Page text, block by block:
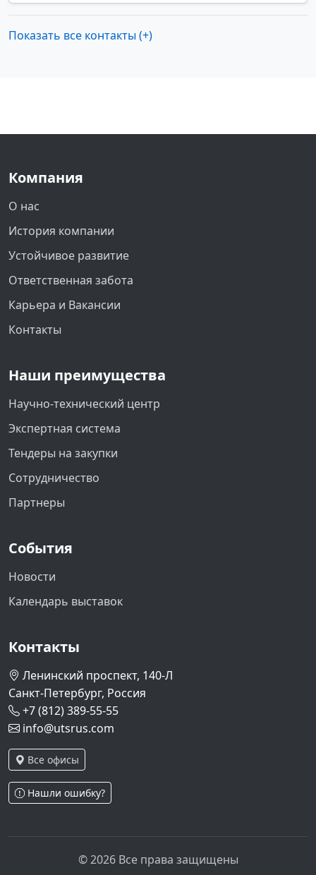
Показать все контакты (+)
Компания
О нас
История компании
Устойчивое развитие
Ответственная забота
Карьера и Вакансии
Контакты
Наши преимущества
Научно-технический центр
Экспертная система
Тендеры на закупки
Сотрудничество
Партнеры
События
Новости
Календарь выставок
Контакты
Ленинский проспект, 140-Л
Санкт-Петербург, Россия
+7 (812) 389-55-55
info@utsrus.com
Все офисы
Нашли ошибку?
© 2026 Все права защищены